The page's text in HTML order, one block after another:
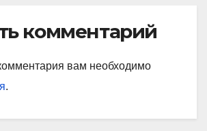
комментарий
вам необходимо
.